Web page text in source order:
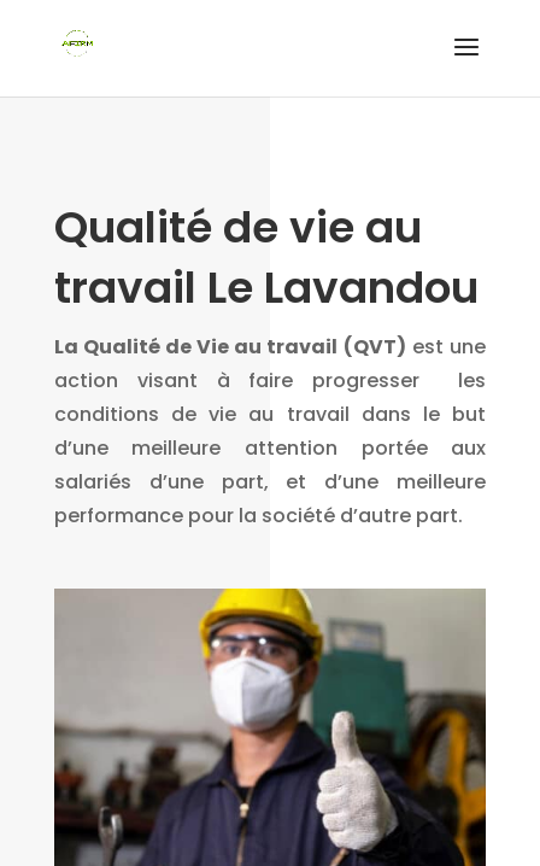
Qualité de vie au
travail Le Lavandou
La Qualité de Vie au travail (QVT) est une
action visant à faire progresser les
conditions de vie au travail dans le but
d’une meilleure attention portée aux
salariés d’une part, et d’une meilleure
performance pour la société d’autre part.